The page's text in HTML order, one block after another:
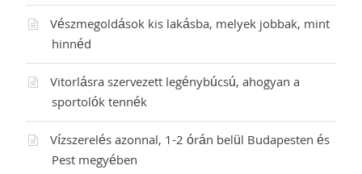
Vészmegoldások kis lakásba, melyek jobbak, mint
hinnéd
Vitorlásra szervezett legénybúcsú, ahogyan a
sportolók tennék
Vízszerelés azonnal, 1-2 órán belül Budapesten és
Pest megyében